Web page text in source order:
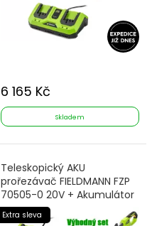
6 165 Kč
Skladem
Teleskopický AKU
prořezávač FIELDMANN FZP
70505-0 20V + Akumulátor
2Ah + Nabíječka
Extra sleva